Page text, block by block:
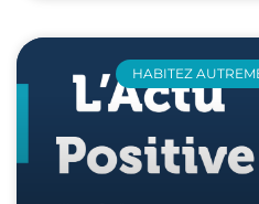
HABITEZ